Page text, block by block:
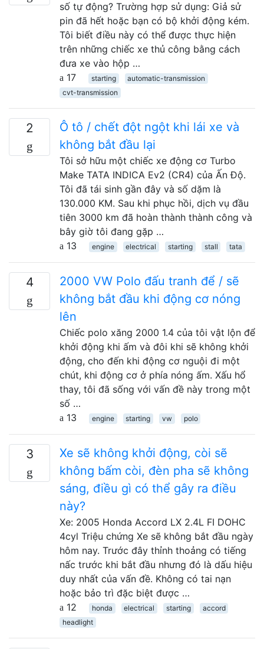
số tự động? Trường hợp sử dụng: Giả sử
pin đã hết hoặc bạn có bộ khởi động kém.
Tôi biết điều này có thể được thực hiện
trên những chiếc xe thủ công bằng cách
đưa xe vào hộp …
17
starting
automatic-transmission
cvt-transmission
2
Ô tô / chết đột ngột khi lái xe và
không bắt đầu lại
Tôi sở hữu một chiếc xe động cơ Turbo
Make TATA INDICA Ev2 (CR4) của Ấn Độ.
Tôi đã tái sinh gần đây và số dặm là
130.000 KM. Sau khi phục hồi, dịch vụ đầu
tiên 3000 km đã hoàn thành thành công và
bây giờ tôi đang gặp …
13
engine electrical starting stall tata
4
2000 VW Polo đấu tranh để / sẽ
không bắt đầu khi động cơ nóng
lên
Chiếc polo xăng 2000 1.4 của tôi vật lộn để
khởi động khi ấm và đôi khi sẽ không khởi
động, cho đến khi động cơ nguội đi một
chút, khi động cơ ở phía nóng ấm. Xấu hổ
thay, tôi đã sống với vấn đề này trong một
số …
13
engine starting vw polo
3
Xe sẽ không khởi động, còi sẽ
không bấm còi, đèn pha sẽ không
sáng, điều gì có thể gây ra điều
này?
Xe: 2005 Honda Accord LX 2.4L FI DOHC
4cyl Triệu chứng Xe sẽ không bắt đầu ngày
hôm nay. Trước đây thỉnh thoảng có tiếng
nấc trước khi bắt đầu nhưng đó là dấu hiệu
duy nhất của vấn đề. Không có tai nạn
hoặc bảo trì đặc biệt được …
12
honda electrical starting
accord
headlight